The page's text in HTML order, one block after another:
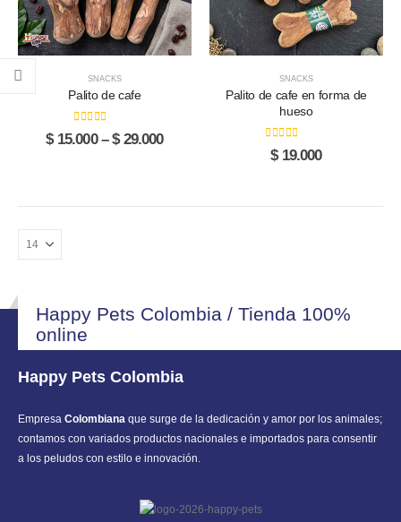
opciones
se
pueden
elegir
opciones
se
pueden
elegir
SNACKS
Palito de cafe
0out of 5
$15.000 – $29.000Price
SNACKS
Palito de cafe en forma de
hueso
0out of 5
$19.000
Happy Pets Colombia / Tienda 100%
online
Happy Pets Colombia
Empresa Colombiana que surge de la dedicación y amor por los animales;
contamos con variados productos nacionales e importados para consentir
a los peludos con estilo e innovación.